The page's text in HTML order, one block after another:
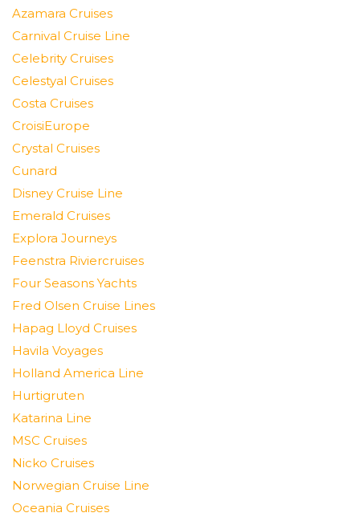
Azamara Cruises
Carnival Cruise Line
Celebrity Cruises
Celestyal Cruises
Costa Cruises
CroisiEurope
Crystal Cruises
Cunard
Disney Cruise Line
Emerald Cruises
Explora Journeys
Feenstra Riviercruises
Four Seasons Yachts
Fred Olsen Cruise Lines
Hapag Lloyd Cruises
Havila Voyages
Holland America Line
Hurtigruten
Katarina Line
MSC Cruises
Nicko Cruises
Norwegian Cruise Line
Oceania Cruises